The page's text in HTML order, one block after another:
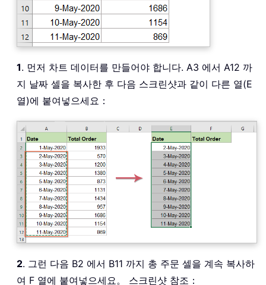
1. 먼저 차트 데이터를 만들어야 합니다. A3 에서 A12 까
지 날짜 셀을 복사한 후 다음 스크린샷과 같이 다른 열(E
열)에 붙여넣으세요：
2. 그런 다음 B2 에서 B11 까지 총 주문 셀을 계속 복사하
여 F 열에 붙여넣으세요。 스크린샷 참조：